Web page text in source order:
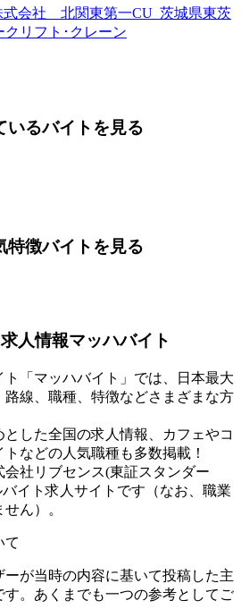
式会社 北関東第一CU_茨城県東茨
リフト･クレーン
いるバイトを見る
特徴バイトを見る
人情報マッハバイト
「マッハバイト」では、日本最大
線、職種、特徴などさまざまな方
した全国の求人情報、カフェやコ
などの人気職種も多数掲載！
会社リブセンス(東証スタンダー
バイト求人サイトです（なお、職業
ん）。
て
が当時の内容に基いて投稿した主
。あくまでも一つの参考としてご